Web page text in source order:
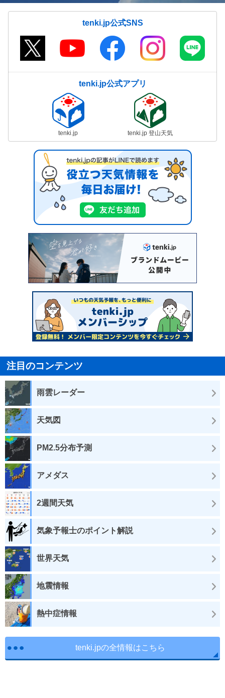
tenki.jp公式SNS
tenki.jp公式アプリ
tenki.jp tenki.jp 登山天気
注目のコンテンツ
雨雲レーダー
天気図
PM2.5分布予測
アメダス
2週間天気
気象予報士のポイント解説
世界天気
地震情報
熱中症情報
tenki.jpの全情報はこちら